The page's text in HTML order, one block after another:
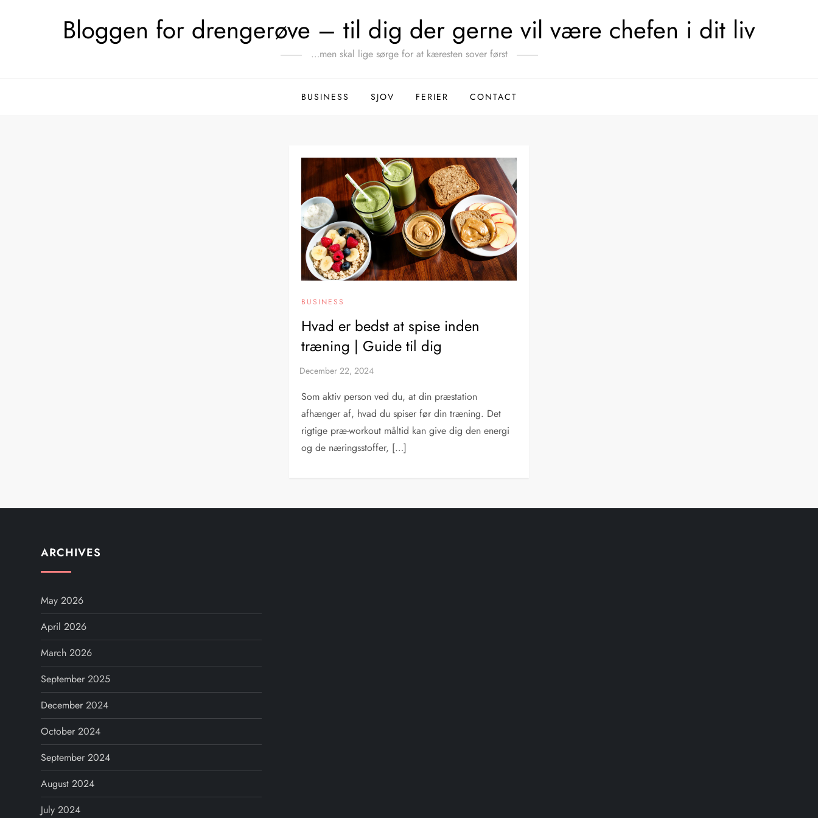
Bloggen for drengerøve – til dig der gerne vil være chefen i dit liv
…men skal lige sørge for at kæresten sover først
BUSINESS SJOV FERIER CONTACT
BUSINESS
Hvad er bedst at spise inden
træning | Guide til dig
Som aktiv person ved du, at din præstation
afhænger af, hvad du spiser før din træning. Det
rigtige præ-workout måltid kan give dig den energi
og de næringsstoffer, […]
ARCHIVES
May 2026
April 2026
March 2026
September 2025
December 2024
October 2024
September 2024
August 2024
July 2024